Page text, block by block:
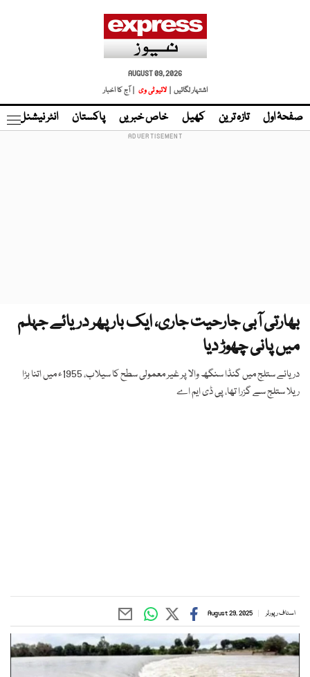
AUGUST 09, 2026
اشتہار لگائیں |
لائیو ٹی وی | آج کا اخبار
صفحۂ اول تازہ ترین کھیل خاص خبریں پاکستان انٹر نیشنل
بھارتی آبی جارحیت جاری، ایک بار پھر دریائے جہلم
میں پانی چھوڑ دیا
دریائے ستلج میں گنڈا سنگھ والا پر غیر معمولی سطح کا سیلاب، 1955ء میں اتنا بڑا
ریلا ستلج سے گزرا تھا، پی ڈی ایم اے
اسٹاف رپورٹر August 29, 2025